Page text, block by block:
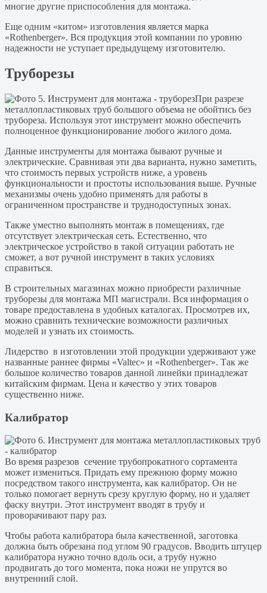
многие другие приспособления для монтажа.
Еще одним «китом» изготовления является марка
«Rothenberger». Вся продукция этой компании по уровню
надежности не уступает предыдущему изготовителю.
Труборезы
При разрезе
металлопластиковых труб большого объема не обойтись без
трубореза. Используя этот инструмент можно обеспечить
полноценное функционирование любого жилого дома.
Данные инструменты для монтажа бывают ручные и
электрические. Сравнивая эти два варианта, нужно заметить,
что стоимость первых устройств ниже, а уровень
функциональности и простоты использования выше. Ручные
механизмы очень удобно применять для работы в
ограниченном пространстве и труднодоступных зонах.
Также уместно выполнять монтаж в помещениях, где
отсутствует электрическая сеть. Естественно, что
электрическое устройство в такой ситуации работать не
сможет, а вот ручной инструмент в таких условиях
справиться.
В строительных магазинах можно приобрести различные
труборезы для монтажа МП магистрали. Вся информация о
товаре предоставлена в удобных каталогах. Просмотрев их,
можно сравнить технические возможности различных
моделей и узнать их стоимость.
Лидерство в изготовлении этой продукции удерживают уже
названные раннее фирмы «Valtec» и «Rothenberger». Так же
большое количество товаров данной линейки принадлежат
китайским фирмам. Цена и качество у этих товаров
существенно ниже.
Калибратор
Во время разрезов сечение трубопрокатного сортамента
может измениться. Придать ему прежнюю форму можно
посредством такого инструмента, как калибратор. Он не
только помогает вернуть срезу круглую форму, но и удаляет
фаску внутри. Этот инструмент вводят в трубу и
проворачивают пару раз.
Чтобы работа калибратора была качественной, заготовка
должна быть обрезана под углом 90 градусов. Вводить штуцер
калибратора нужно точно вдоль оси, а трубу нужно
продвигать до того момента, пока ножи не упрутся во
внутренний слой.